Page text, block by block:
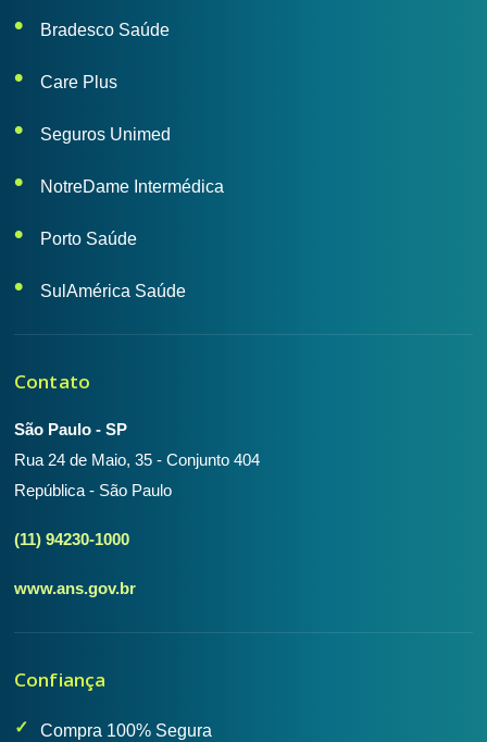
Bradesco Saúde
Care Plus
Seguros Unimed
NotreDame Intermédica
Porto Saúde
SulAmérica Saúde
Contato
São Paulo - SP
Rua 24 de Maio, 35 - Conjunto 404
República - São Paulo
(11) 94230-1000
www.ans.gov.br
Confiança
Compra 100% Segura